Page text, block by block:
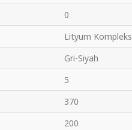
0
Lityum Kompleks
Gri-Siyah
5
370
200